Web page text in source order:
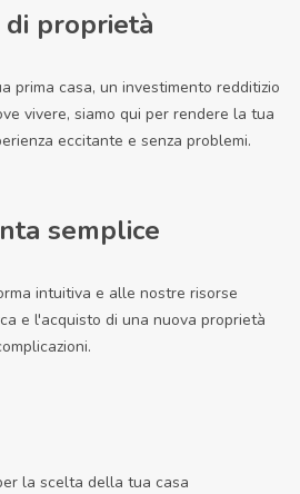
di proprietà
prima casa, un investimento redditizio
vivere, siamo qui per rendere la tua
eccitante e senza problemi.
semplice
intuitiva e alle nostre risorse
e l'acquisto di una nuova proprietà
la scelta della tua casa